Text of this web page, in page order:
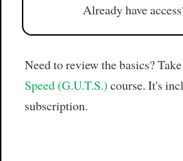
Already have
Need to review the basics?
Speed (G.U.T.S.) course. It's
subscription.